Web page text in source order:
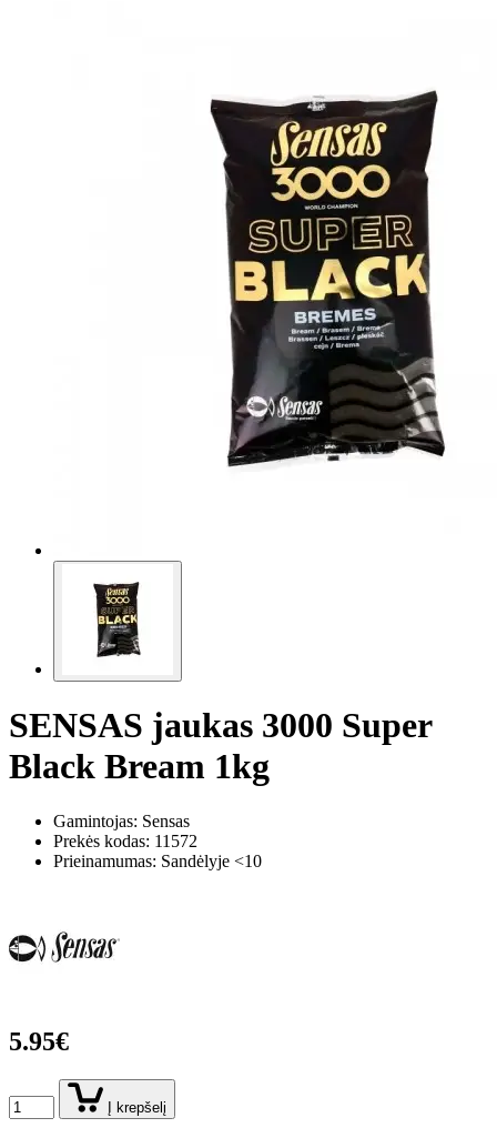
SENSAS jaukas 3000 Super
Black Bream 1kg
Gamintojas: Sensas
Prekės kodas: 11572
Prieinamumas: Sandėlyje <10
5.95€
Į krepšelį